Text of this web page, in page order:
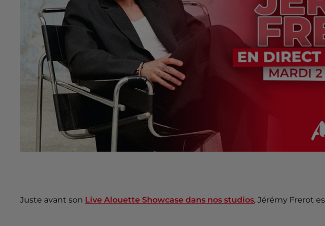
Juste avant son Live Alouette Showcase dans nos studios, Jérémy Frerot